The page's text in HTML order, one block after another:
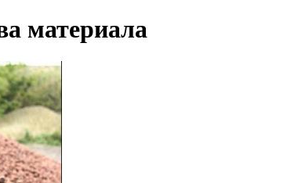
материала